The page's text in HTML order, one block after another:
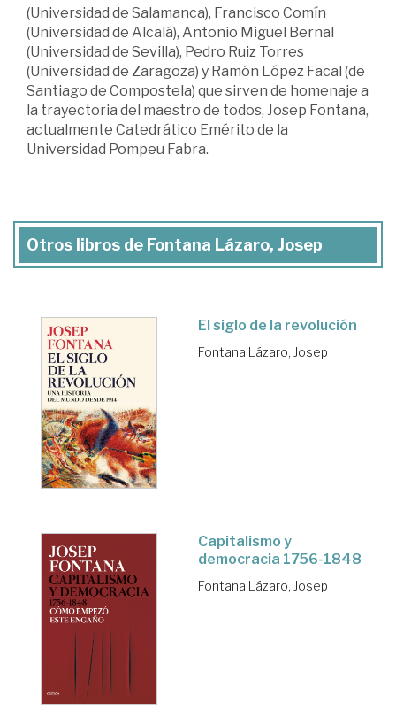
(Universidad de Salamanca), Francisco Comín
(Universidad de Alcalá), Antonio Miguel Bernal
(Universidad de Sevilla), Pedro Ruiz Torres
(Universidad de Zaragoza) y Ramón López Facal (de
Santiago de Compostela) que sirven de homenaje a
la trayectoria del maestro de todos, Josep Fontana,
actualmente Catedrático Emérito de la
Universidad Pompeu Fabra.
Otros libros de Fontana Lázaro, Josep
El siglo de la revolución
Fontana Lázaro, Josep
Capitalismo y
democracia 1756-1848
Fontana Lázaro, Josep